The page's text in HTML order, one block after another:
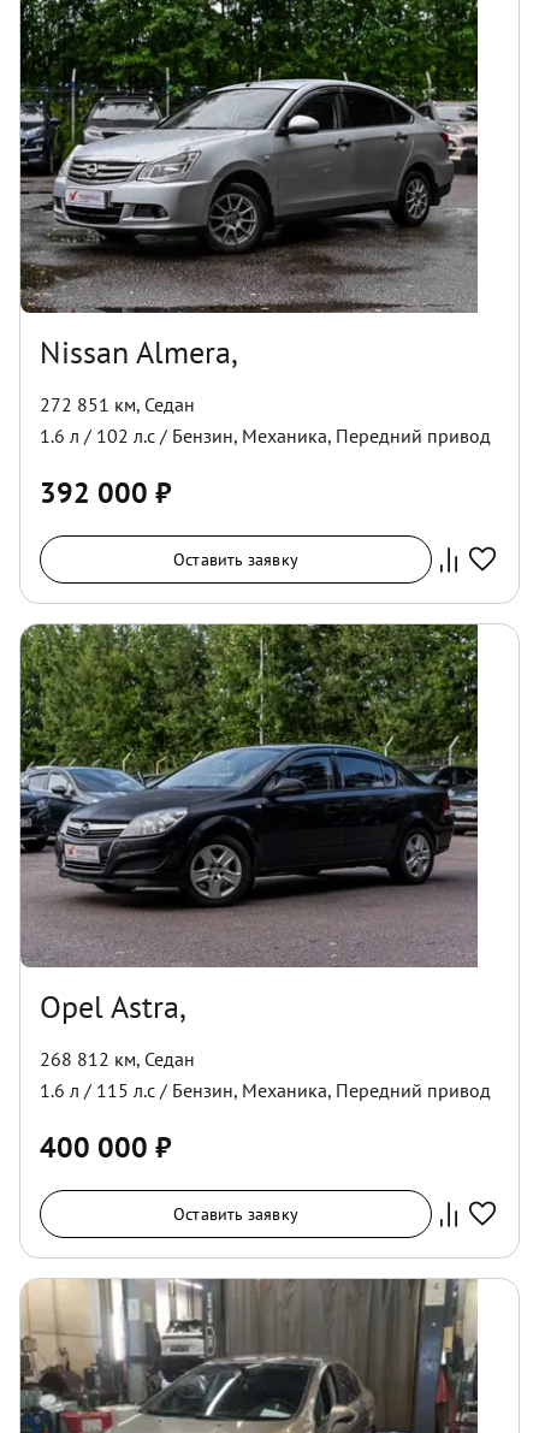
Nissan Almera,
272 851 км, Седан
1.6 л / 102 л.с / Бензин, Механика, Передний привод
392 000 ₽
Оставить заявку
Opel Astra,
268 812 км, Седан
1.6 л / 115 л.с / Бензин, Механика, Передний привод
400 000 ₽
Оставить заявку